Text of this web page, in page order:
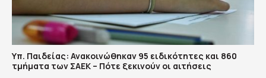
Υπ. Παιδείας: Ανακοινώθηκαν 95 ειδικότητες και 860
τμήματα των ΣΑΕΚ – Πότε ξεκινούν οι αιτήσεις